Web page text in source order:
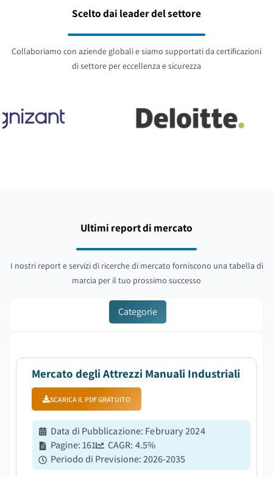
Scelto dai leader del settore
Collaboriamo con aziende globali e siamo supportati da certificazioni
di settore per eccellenza e sicurezza
Ultimi report di mercato
I nostri report e servizi di ricerche di mercato forniscono una tabella di
marcia per il tuo prossimo successo
Categorie
Mercato degli Attrezzi Manuali Industriali
SCARICA IL PDF GRATUITO
Data di Pubblicazione: February 2024
Pagine:161 CAGR: 4.5%
Periodo di Previsione:2026-2035